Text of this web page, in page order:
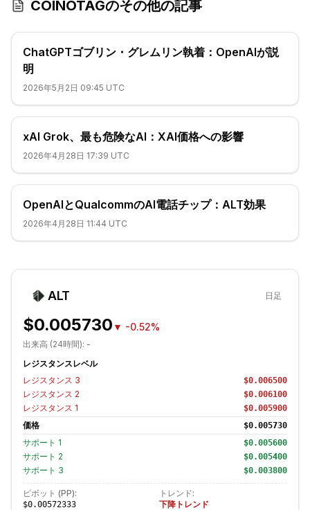
COINOTAGのその他の記事
ChatGPTゴブリン・グレムリン執着：OpenAIが説
明
2026年5月2日 09:45 UTC
xAI Grok、最も危険なAI：XAI価格への影響
2026年4月28日 17:39 UTC
OpenAIとQualcommのAI電話チップ：ALT効果
2026年4月28日 11:44 UTC
ALT 日足
$0.005730 ▼ -0.52%
出来高 (24時間): -
レジスタンスレベル
レジスタンス 3 $0.006500
レジスタンス 2 $0.006100
レジスタンス 1 $0.005900
価格 $0.005730
サポート 1 $0.005600
サポート 2 $0.005400
サポート 3 $0.003800
ピボット (PP):
$0.00572333
トレンド:
下降トレンド